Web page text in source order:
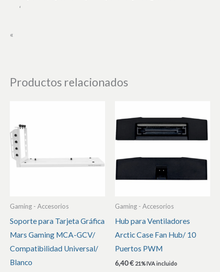
‘
«
Productos relacionados
Gaming - Accesorios
Soporte para Tarjeta Gráfica
Mars Gaming MCA-GCV/
Compatibilidad Universal/
Blanco
Gaming - Accesorios
Hub para Ventiladores
Arctic Case Fan Hub/ 10
Puertos PWM
6,40€ 21% IVA incluido